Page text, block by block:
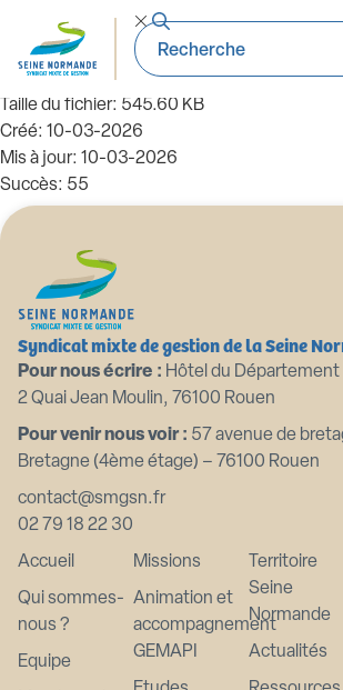
99_DE-2026.02.04.
crédits
Taille du fichier: 545.60 KB
Créé: 10-03-2026
Mis à jour: 10-03-2026
Succès: 55
Syndicat mixte de gestion de la Seine
Pour nous écrire : Hôtel du Département
2 Quai Jean Moulin, 76100 Rouen
Pour venir nous voir : 57 avenue de
Bretagne (4ème étage) – 76100 Rouen
contact@smgsn.fr
02 79 18 22 30
Accueil
Qui sommes-
nous ?
Equipe
Missions
Animation et
accompagnement
GEMAPI
Territoire
Seine
Normande
Actualités